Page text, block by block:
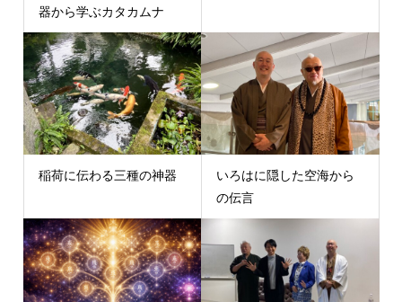
器から学ぶカタカムナ
稲荷に伝わる三種の神器
いろはに隠した空海から
の伝言